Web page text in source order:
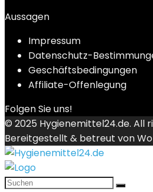
Aussagen
Impressum
Datenschutz-
Geschäftsbedingungen
Affiliate-Offenlegung
Folgen Sie uns!
© 2025 Hygienemittel24.de. All
Bereitgestellt & betreut von